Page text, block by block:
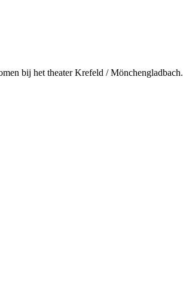
bij het theater Krefeld / Mönchengladbach.